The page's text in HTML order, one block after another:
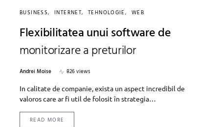
BUSINESS INTERNET TEHNOLOGIE WEB
Flexibilitatea unui software de
monitorizare a preturilor
Andrei Moise
826 views
In calitate de companie, exista un aspect incredibil de
valoros care ar fi util de folosit în strategia…
READ MORE